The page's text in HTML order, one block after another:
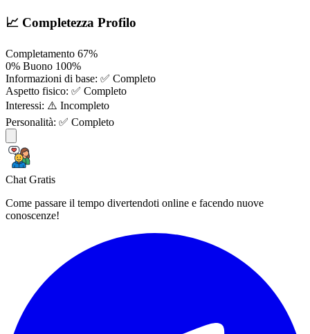
📈 Completezza Profilo
Completamento 67%
0% Buono 100%
Informazioni di base: ✅ Completo
Aspetto fisico: ✅ Completo
Interessi: ⚠️ Incompleto
Personalità: ✅ Completo
Chat Gratis
Come passare il tempo divertendoti online e facendo nuove
conoscenze!